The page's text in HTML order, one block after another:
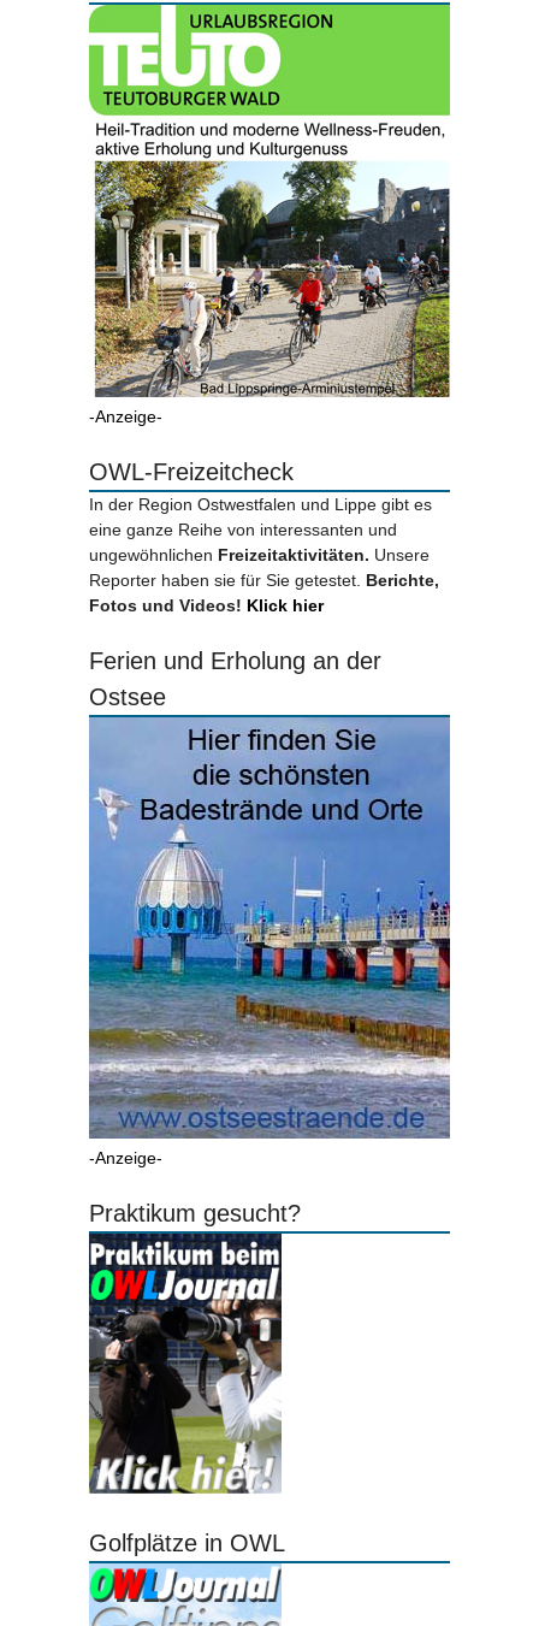
-Anzeige-
OWL-Freizeitcheck
In der Region Ostwestfalen und Lippe gibt es
eine ganze Reihe von interessanten und
ungewöhnlichen Freizeitaktivitäten. Unsere
Reporter haben sie für Sie getestet. Berichte,
Fotos und Videos! Klick hier
Ferien und Erholung an der
Ostsee
-Anzeige-
Praktikum gesucht?
Golfplätze in OWL